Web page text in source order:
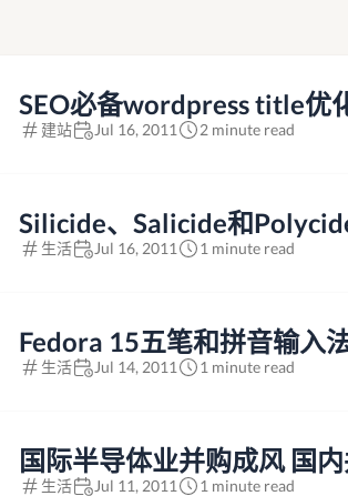
SEO必备wordpress title优
建站 Jul 16, 2011 2 minute read
Silicide、Salicide和
生活 Jul 16, 2011 1 minute read
Fedora 15五笔和拼音输入
生活 Jul 14, 2011 1 minute read
国际半导体业并购成风 国
生活 Jul 11, 2011 1 minute read